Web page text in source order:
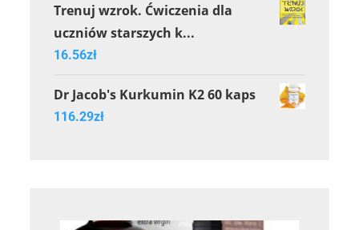
Trenuj wzrok. Ćwiczenia dla
uczniów starszych k...
16.56zł
Dr Jacob's Kurkumin K2 60 kaps
116.29zł